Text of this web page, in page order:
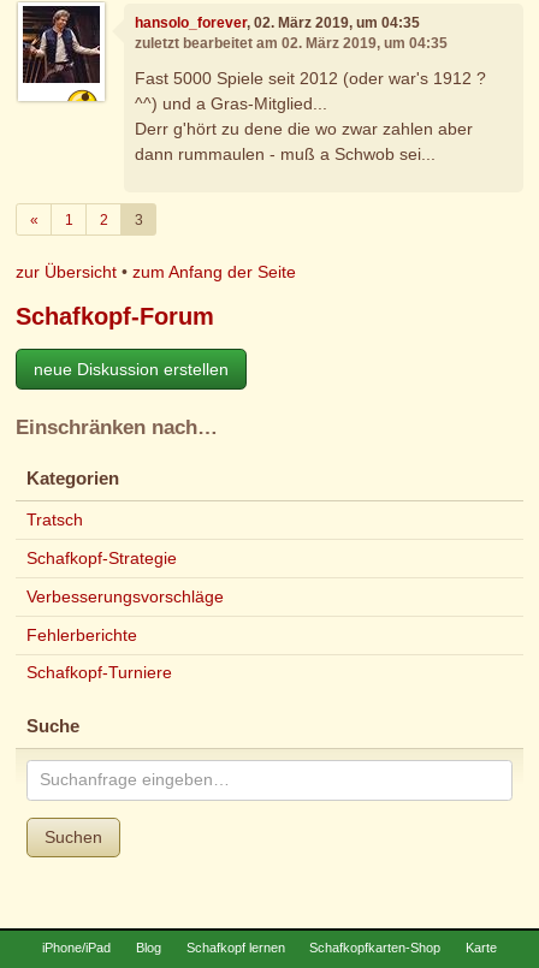
hansolo_forever, 02. März 2019, um 04:35
zuletzt bearbeitet am 02. März 2019, um 04:35
Fast 5000 Spiele seit 2012 (oder war's 1912 ?
^^) und a Gras-Mitglied...
Derr g'hört zu dene die wo zwar zahlen aber
dann rummaulen - muß a Schwob sei...
«Zurück
1 2 3
zur Übersicht •zum Anfang der Seite
Schafkopf-Forum
neue Diskussion erstellen
Einschränken nach…
Kategorien
Tratsch
Schafkopf-Strategie
Verbesserungsvorschläge
Fehlerberichte
Schafkopf-Turniere
Suche
Suchen
iPhone/iPad Blog Schafkopf lernen Schafkopfkarten-Shop Karte